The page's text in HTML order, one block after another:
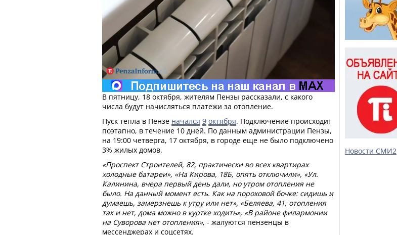
В пятницу, 18 октября, жителям Пензы рассказали, с какого
числа будут начисляться платежи за отопление.
Пуск тепла в Пензе начался 9 октября. Подключение происходит
поэтапно, в течение 10 дней. По данным администрации Пензы,
на 19:00 четверга, 17 октября, в городе еще не было подключено
3% жилых домов.
«Проспект Строителей, 82, практически во всех квартирах
холодные батареи», «На Кирова, 18Б, опять отключили», «Ул.
Калинина, вчера первый день дали, но утром отопления не
было. На данный момент есть. Как на пороховой бочке: сидишь и
думаешь, замерзнешь к утру или нет», «Беляева, 41, отопления
так и нет, дома можно в куртке ходить», «В районе филармонии
на Суворова нет отопления», - жалуются пензенцы в
мессенджерах и соцсетях.
Новости СМИ2